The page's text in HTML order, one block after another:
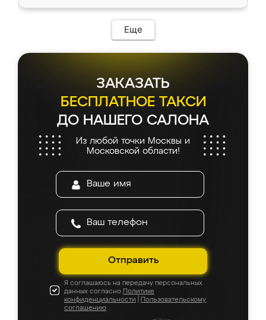
мебель сразу встала на свое место без
каких-либо доработок. Качеством осталась
довольна, все выглядит так, как и ожидала.
Еще
ЗАКАЗАТЬ
БЕСПЛАТНОЕ ТАКСИ
ДО НАШЕГО САЛОНА
Из любой точки Москвы и
Московской области!
Отправить
Я соглашаюсь на передачу персональных
данных согласно Политике
конфиденциальности
Пользовательскому
соглашению